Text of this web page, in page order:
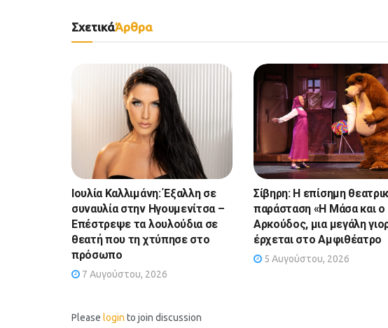
ΣχετικάΆρθρα
Ιουλία Καλλιμάνη: Έξαλλη σε
συναυλία στην Ηγουμενίτσα –
Επέστρεψε τα λουλούδια σε
θεατή που τη χτύπησε στο
πρόσωπο
7 Αυγούστου, 2026
Σίβηρη: Η επίσημη
παράσταση «Η Μάσα και ο
Αρκούδος, μια μεγάλη
έρχεται στο Αμφιθέατρο
5 Αυγούστου, 2026
Please login to join discussion